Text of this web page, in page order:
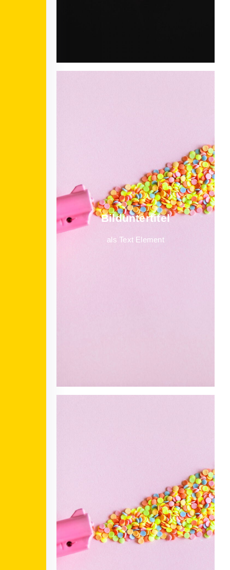
Bild­unter­titel
als Text Element